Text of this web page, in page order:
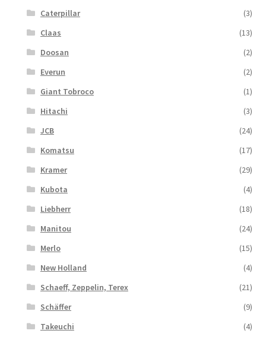
Caterpillar
(3)
Claas
(13)
Doosan
(2)
Everun
(2)
Giant Tobroco
(1)
Hitachi
(3)
JCB
(24)
Komatsu
(17)
Kramer
(29)
Kubota
(4)
Liebherr
(18)
Manitou
(24)
Merlo
(15)
New Holland
(4)
Schaeff, Zeppelin, Terex
(21)
Schäffer
(9)
Takeuchi
(4)